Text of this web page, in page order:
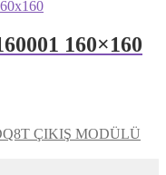
160×160
ÇIKIŞ MODÜLÜ